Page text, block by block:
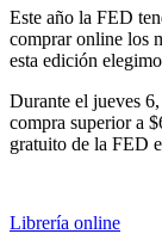
Este año la FED
comprar online los
esta edición
Durante el jueves
compra superior a
gratuito de la FED
Librería online